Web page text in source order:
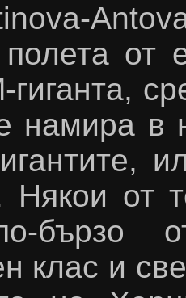
-
полета от
гиганта,
намира в
Някои от
бързо
клас и